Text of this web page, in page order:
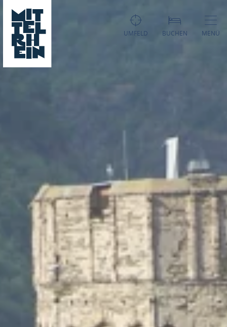
UMFELD BUCHEN MENÜ